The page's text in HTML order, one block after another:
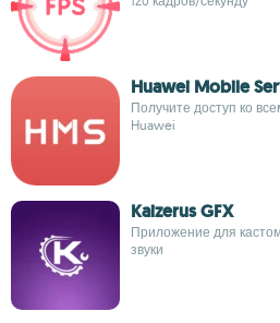
Huawei Mobile
Получите доступ ко
Huawei
Kaizerus GFX
Приложение для
звуки